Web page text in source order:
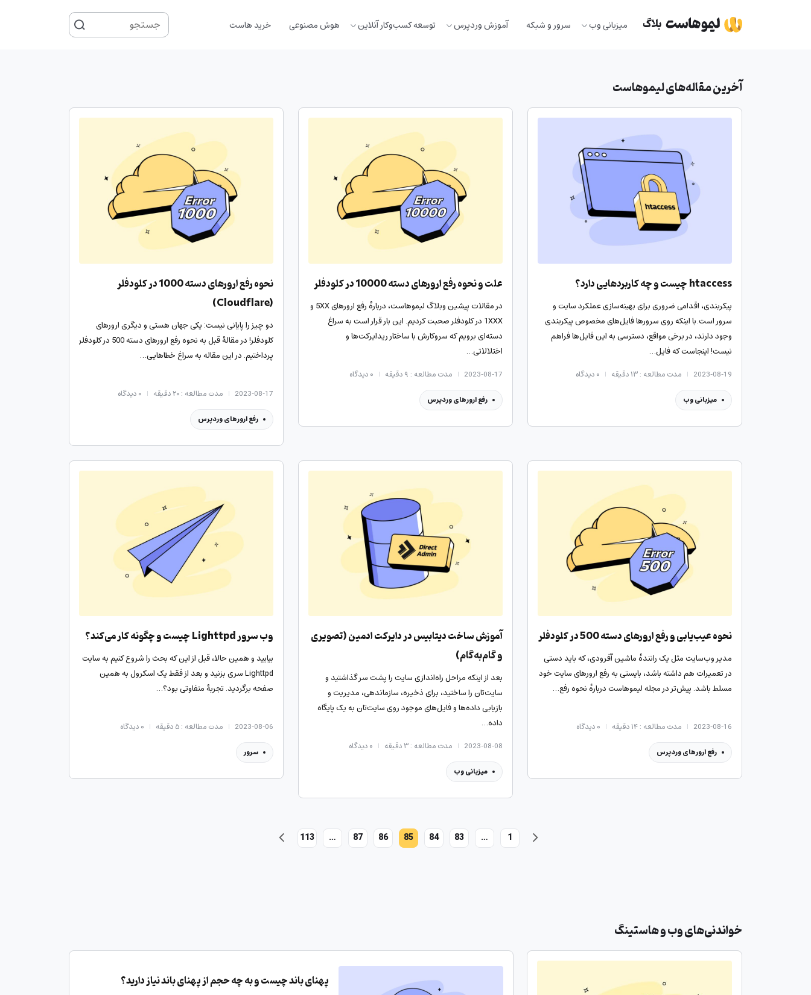
میزبانی وب سرور و شبکه آموزش وردپرس توسعه کسب‌وکار آنلاین هوش مصنوعی خرید هاست
جستجو
برای
آخرین مقاله‌های لیموهاست
htaccess چیست و چه کاربردهایی دارد؟
پیکربندی، اقدامی ضروری برای بهینه‌سازی عملکرد سایت و
سرور است. با اینکه روی سرورها فایل‌های مخصوص پیکربندی
وجود دارند، در برخی مواقع، دسترسی به این فایل‌ها فراهم
نیست! اینجاست که فایل…
2023-08-19 مدت مطالعه : ۱۳ دقیقه ۰دیدگاه
میزبانی وب
علت و نحوه رفع ارورهای دسته 10000 در کلودفلر
در مقالات پیشین وبلاگ لیموهاست، دربارهٔ رفع ارورهای 5XX و
1XXX در کلودفلر صحبت کردیم. این بار قرار است به سراغ
دسته‌ای برویم که سروکارش با ساختار ریدایرکت‌ها و
اختلالاتی…
2023-08-17 مدت مطالعه : ۹ دقیقه ۰دیدگاه
رفع ارورهای وردپرس
نحوه رفع ارورهای دسته 1000 در کلودفلر
(Cloudflare)
دو چیز را پایانی نیست: یکی جهان هستی و دیگری ارورهای
کلودفلر! در مقالهٔ قبل به نحوه رفع ارورهای دسته 500 در کلودفلر
پرداختیم. در این مقاله به سراغ خطاهایی…
2023-08-17 مدت مطالعه : ۲۰ دقیقه ۰دیدگاه
رفع ارورهای وردپرس
نحوه ‌عیب‌یابی و رفع ارورهای دسته 500 در کلودفلر
مدیر وب‌سایت مثل یک رانندهٔ ماشین آفرودی، که باید دستی
در تعمیرات هم داشته باشد، بایستی به رفع‌ ارورهای سایت خود
مسلط باشد. پیش‌تر در مجله لیموهاست دربارهٔ نحوه رفع…
2023-08-16 مدت مطالعه : ۱۴ دقیقه ۰دیدگاه
رفع ارورهای وردپرس
آموزش ساخت دیتابیس در دایرکت ادمین (تصویری
و گام‌به‌گام)
بعد از اینکه مراحل راه‌اندازی سایت را پشت سر گذاشتید و
سایت‌تان را ساختید، برای ذخیره، سازماندهی، مدیریت و
بازیابی داده‌ها و فایل‌های موجود روی سایت‌تان به یک پایگاه
داده…
2023-08-08 مدت مطالعه : ۳ دقیقه ۰دیدگاه
میزبانی وب
وب سرور Lighttpd چیست و چگونه کار می‌کند؟
بیایید و همین حالا، قبل از این که بحث را شروع کنیم به سایت
Lighttpd سری بزنید و بعد از فقط یک اسکرول به همین
صفحه برگردید. تجربهٔ متفاوتی بود؟…
2023-08-06 مدت مطالعه : ۵ دقیقه ۰دیدگاه
سرور
1
…
83
84
85
86
87
…
113
خواندنی‌های وب و هاستینگ
پهنای باند چیست و به چه حجم از پهنای باند نیاز دارید؟